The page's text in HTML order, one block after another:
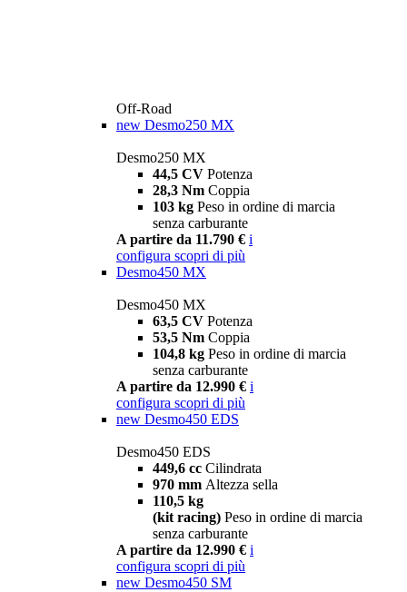
Off-Road
new Desmo250 MX
Desmo250 MX
44,5 CV Potenza
28,3 Nm Coppia
103 kg Peso in ordine di marcia
senza carburante
A partire da 11.790 € i
configura scopri di più
Desmo450 MX
Desmo450 MX
63,5 CV Potenza
53,5 Nm Coppia
104,8 kg Peso in ordine di marcia
senza carburante
A partire da 12.990 € i
configura scopri di più
new Desmo450 EDS
Desmo450 EDS
449,6 cc Cilindrata
970 mm Altezza sella
110,5 kg
(kit racing) Peso in ordine di marcia
senza carburante
A partire da 12.990 € i
configura scopri di più
new Desmo450 SM